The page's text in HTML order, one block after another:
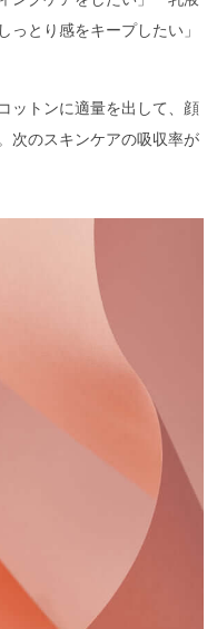
とり感をキープしたい」
ットンに適量を出して、顔
次のスキンケアの吸収率が